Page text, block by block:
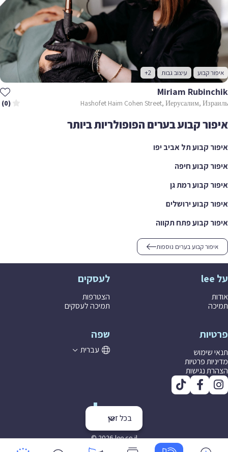
איפור קבוע עיצוב גבות +2
Miriam Rubinchik
Hashofet Haim Cohen Street, Иерусалим, Израиль
(0)
בכל זמן
איפור קבוע בערים הפופולריות ביותר
איפור קבוע תל אביב יפו
איפור קבוע חיפה
איפור קבוע רמת גן
איפור קבוע ירושלים
איפור קבוע פתח תקווה
איפור קבוע בערים נוספות
על lee
אודות
תמיכה
לעסקים
הצטרפות
תמיכה לעסקים
פרטיות
תנאי שימוש
מדיניות פרטיות
הצהרת נגישות
שפה
עברית
© 2026 lee co il